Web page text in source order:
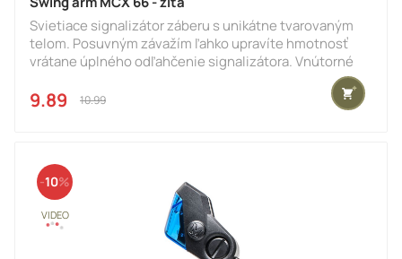
Svietiace signalizátor záberu s unikátne tvarovaným
telom. Posuvným závažím ľahko upravíte hmotnosť
vrátane úplného odľahčenie signalizátora. Vnútorné
použití vlascov aj pletených šnúr všetkých priemerov.
Signalizátor je možné ľahko a rýchlo upevniť k adaptéru
9.89 €10.99 €
10